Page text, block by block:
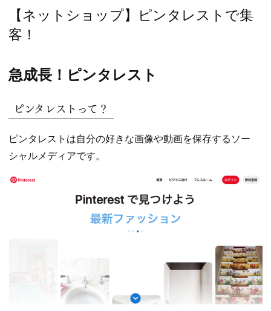
リー:
【ネットショップ】ピンタレストで集
客！
急成長！ピンタレスト
ピンタレストって？
ピンタレストは自分の好きな画像や動画を保存するソー
シャルメディアです。